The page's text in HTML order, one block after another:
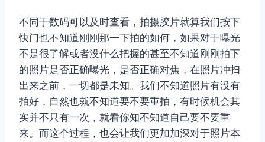
不同于数码可以及时查看，拍摄胶片就算我们按下
快门也不知道刚刚那一下拍的如何，如果对于曝光
不是很了解或者没什么把握的甚至不知道刚刚拍下
的照片是否正确曝光，是否正确对焦，在照片冲扫
出来之前，一切都是未知。我们不知道照片有没有
拍好，自然也就不知道要不要重拍，有时候机会其
实并不只有一次，就看你知不知道自己要不要重
来。而这个过程，也会让我们更加加深对于照片本